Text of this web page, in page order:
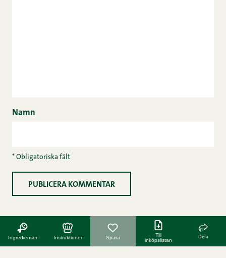
Namn
* Obligatoriska fält
Ingredienser Instruktioner Spara
Till
inköpslistan
Dela